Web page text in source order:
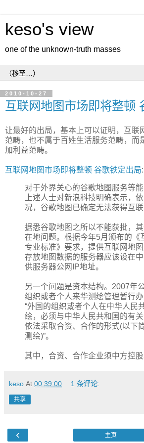
keso's view
one of the unknown-truth masses
2010-10-27
互联网地图市场即将整顿
让最好的出局，基本上可以证明，互联
范畴，也不属于百姓生活服务范畴，而
加利益范畴。
互联网地图市场即将整顿 谷歌铁定出局:
对于外界关心的谷歌地图服务等能
上述人士对新浪科技明确表示，
况，谷歌地图已确定无法获得互联
据悉谷歌地图之所以不能获批，
在地问题。根据今年5月颁布的《
专业标准》要求，提供互联网地图
存放地图数据的服务器应该设在
供服务器公网IP地址。
另一个问题是资本结构。2007年
组织或者个人来华测绘管理暂行办
“外国的组织或者个人在中华人民
绘，必须与中华人民共和国的有
依法采取合资、合作的形式(以下
测绘)”。
其中，合资、合作企业须中方控股
keso At 00:39:00 1 条评论:
共享
‹ 主页